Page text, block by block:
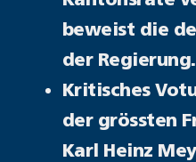
beweist die
der Regierung.
Kritisches
der grössten
Karl Heinz